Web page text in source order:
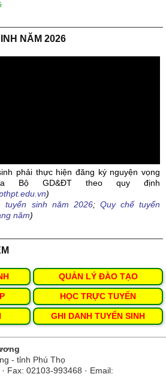
NĂM 2026
phải thực hiện đăng ký nguyện vọng
Bộ GD&ĐT theo quy định
)
tuyển sinh năm 2026; Quy chế tuyển
năm)
QUẢN LÝ ĐÀO TẠO
HỌC TRỰC TUYẾN
GHI DANH TUYỂN SINH
- tỉnh Phú Thọ
Fax: 02103-993468 · Email: